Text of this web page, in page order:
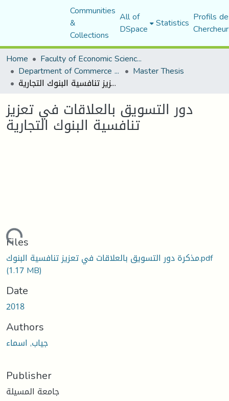
Communities
&
Collections
All of
DSpace Statistics Profils
Home
Faculty of Economic Sciences, Commerce and Management Sciences
Department of Commerce Science Master Thesis
دور التسويق بالعلاقات في تعزيز تنافسية البنوك التجارية
دور التسويق بالعلاقات في تعزيز
تنافسية البنوك التجارية
Loading...
Files
مذكرة دور التسويق بالعلاقات في تعزيز تنافسية البنوك.pdf
(1.17 MB)
Date
2018
Authors
جياب, اسماء
Publisher
جامعة المسيلة